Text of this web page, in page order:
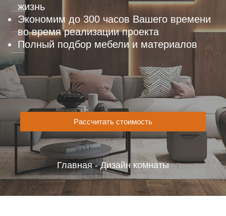
жизнь
Экономим до 300 часов Вашего времени
во время реализации проекта
Полный подбор мебели и материалов
Рассчитать стоимость
Главная-Дизайн комнаты